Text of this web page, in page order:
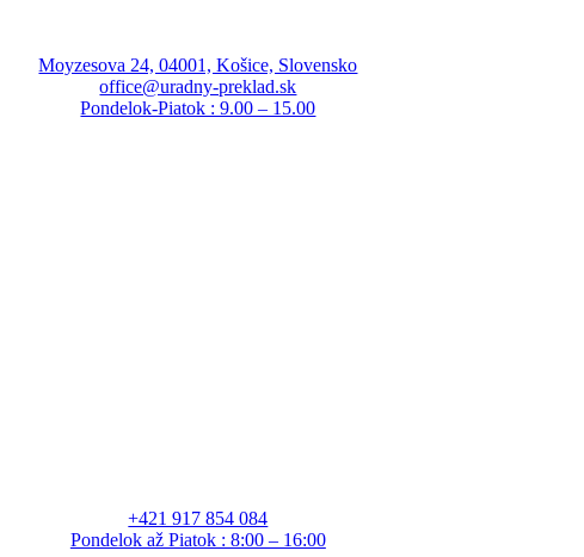
Moyzesova 24, 04001, Košice, Slovensko
office@uradny-preklad.sk
Pondelok-Piatok : 9.00 – 15.00
+421 917 854 084
Pondelok až Piatok : 8:00 – 16:00